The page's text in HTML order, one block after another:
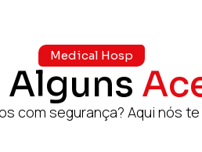
Medical Hosp
Alguns
com segurança? Aqui nós